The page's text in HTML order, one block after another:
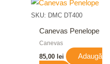
SKU: DMC DT400
Canevas Penelope
Canevas
85,00 lei
Adaugă